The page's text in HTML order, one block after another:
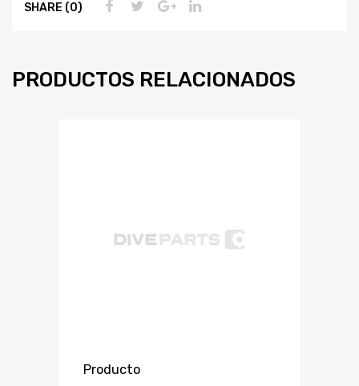
SHARE (0)
PRODUCTOS RELACIONADOS
Producto